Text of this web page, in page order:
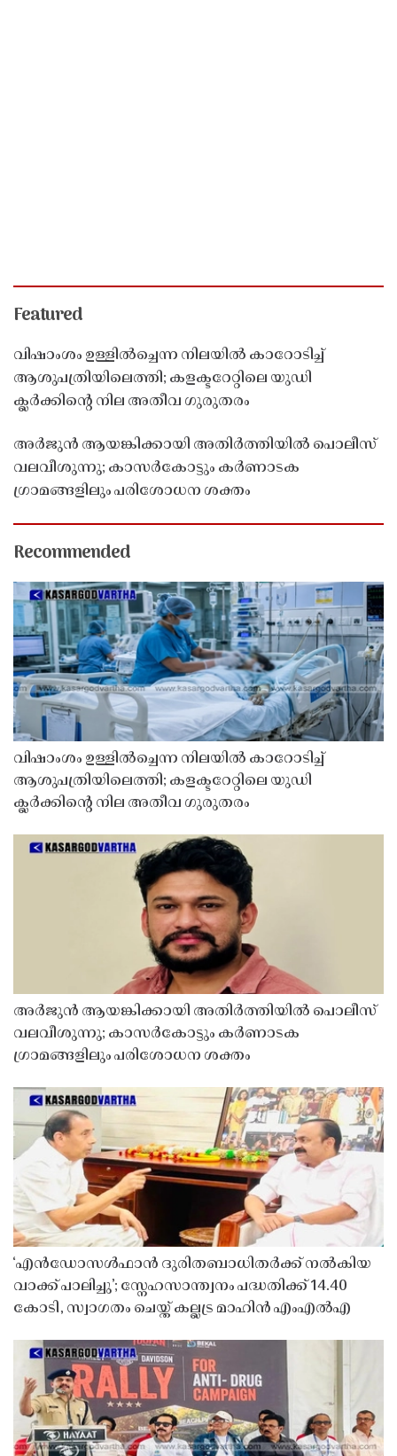
Featured
വിഷാംശം ഉള്ളിൽച്ചെന്ന നിലയിൽ കാറോടിച്ച്
ആശുപത്രിയിലെത്തി; കളക്ടറേറ്റിലെ യുഡി
ക്ലർക്കിൻ്റെ നില അതീവ ഗുരുതരം
അർജുൻ ആയങ്കിക്കായി അതിർത്തിയിൽ പൊലീസ്
വലവീശുന്നു; കാസർകോട്ടും കർണാടക
ഗ്രാമങ്ങളിലും പരിശോധന ശക്തം
Recommended
വിഷാംശം ഉള്ളിൽച്ചെന്ന നിലയിൽ കാറോടിച്ച്
ആശുപത്രിയിലെത്തി; കളക്ടറേറ്റിലെ യുഡി
ക്ലർക്കിൻ്റെ നില അതീവ ഗുരുതരം
അർജുൻ ആയങ്കിക്കായി അതിർത്തിയിൽ പൊലീസ്
വലവീശുന്നു; കാസർകോട്ടും കർണാടക
ഗ്രാമങ്ങളിലും പരിശോധന ശക്തം
‘എൻഡോസൾഫാൻ ദുരിതബാധിതർക്ക് നൽകിയ
വാക്ക് പാലിച്ചു’; സ്നേഹസാന്ത്വനം പദ്ധതിക്ക് 14.40
കോടി, സ്വാഗതം ചെയ്ത് കല്ലട്ര മാഹിൻ എംഎൽഎ